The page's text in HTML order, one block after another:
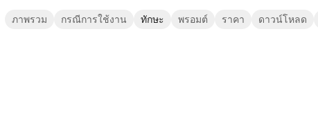
ภาพรวม กรณีการใช้งาน ทักษะ พรอมต์ ราคา ดาวน์โหลด